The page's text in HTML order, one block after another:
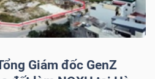
Giám đốc GenZ